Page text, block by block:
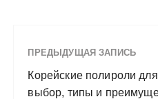
ПРЕДЫДУЩАЯ ЗАПИСЬ
Корейские полироли
выбор, типы и